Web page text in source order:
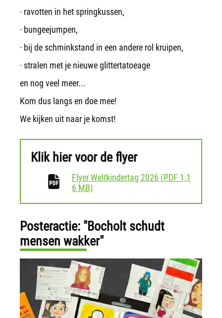
· ravotten in het springkussen,
· bungeejumpen,
· bij de schminkstand in een andere rol kruipen,
· stralen met je nieuwe glittertatoeage
en nog veel meer...
Kom dus langs en doe mee!
We kijken uit naar je komst!
Klik hier voor de flyer
Flyer Weltkindertag 2026 (PDF 1,1
6 MB)
Posteractie: "Bocholt schudt
mensen wakker"